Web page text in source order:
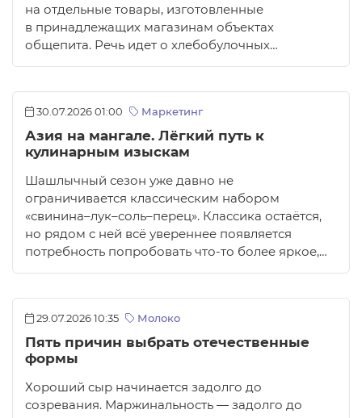
на отдельные товары, изготовленные
в принадлежащих магазинам объектах
общепита. Речь идет о хлебобулочных…
30.07.2026 01:00 Маркетинг
Азия на мангале. Лёгкий путь к
кулинарным изыскам
Шашлычный сезон уже давно не
ограничивается классическим набором
«свинина–лук–соль–перец». Классика остаётся,
но рядом с ней всё увереннее появляется
потребность попробовать что-то более яркое,…
29.07.2026 10:35 Молоко
Пять причин выбрать отечественные
формы
Хороший сыр начинается задолго до
созревания. Маржинальность — задолго до